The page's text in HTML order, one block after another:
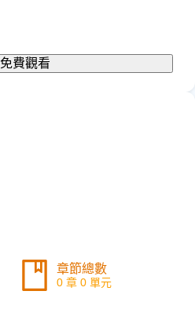
章節總數
0 章 0 單元
免費觀看